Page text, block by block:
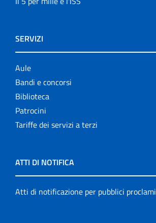
SERVIZI
Aule
Bandi e concorsi
Biblioteca
Patrocini
Tariffe dei servizi a terzi
ATTI DI NOTIFICA
Atti di notificazione per pubblici proclami